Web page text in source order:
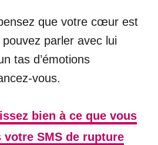
que votre cœur est
parler avec lui
tas d’émotions
vous.
bien à ce que vous
SMS de rupture